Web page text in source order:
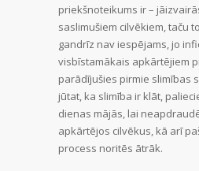
priekšnoteikums ir –
saslimušiem cilvēkiem, taču
gandrīz nav iespējams, jo
visbīstamākais apkārtējiem
parādījušies pirmie slimības
jūtat, ka slimība ir klāt,
dienas mājās, lai
apkārtējos cilvēkus, kā arī
process noritēs ātrāk.